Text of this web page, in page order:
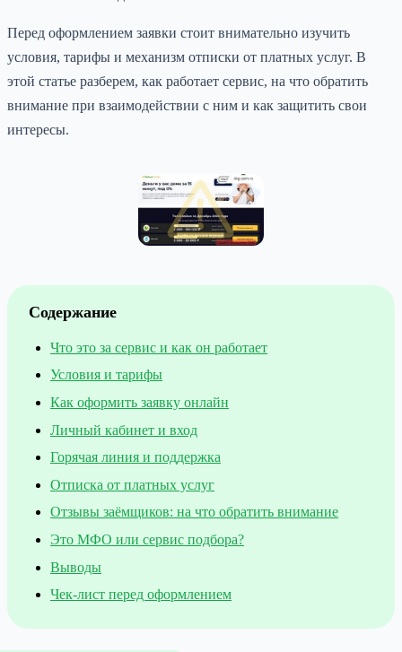
Перед оформлением заявки стоит внимательно изучить
условия, тарифы и механизм отписки от платных услуг. В
этой статье разберем, как работает сервис, на что обратить
внимание при взаимодействии с ним и как защитить свои
интересы.
Содержание
Что это за сервис и как он работает
Условия и тарифы
Как оформить заявку онлайн
Личный кабинет и вход
Горячая линия и поддержка
Отписка от платных услуг
Отзывы заёмщиков: на что обратить внимание
Это МФО или сервис подбора?
Выводы
Чек-лист перед оформлением